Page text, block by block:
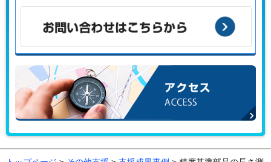
こんな課題がある、こんなことで困っている、などありませ
お問い合わせはこちらから